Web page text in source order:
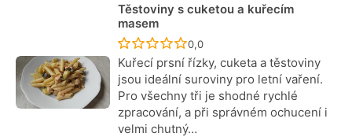
Těstoviny s cuketou a kuřecím
masem
Recept ještě nebyl hodnocen
0,0
Kuřecí prsní řízky, cuketa a těstoviny
jsou ideální suroviny pro letní vaření.
Pro všechny tři je shodné rychlé
zpracování, a při správném ochucení i
velmi chutný…